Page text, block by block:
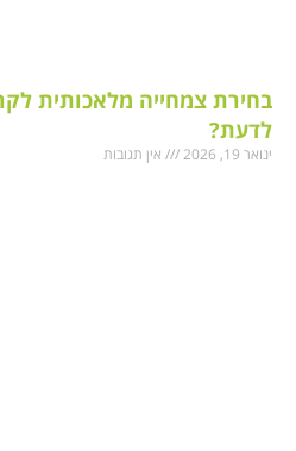
בחירת צמחייה מלאכותית
לדעת?
ינואר 19, 2026 אין תגובות